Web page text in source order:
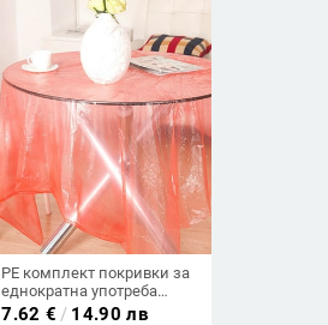
PE комплект покривки за
еднократна употреба
Силен, безопасен и
7.62 € / 14.90 лв